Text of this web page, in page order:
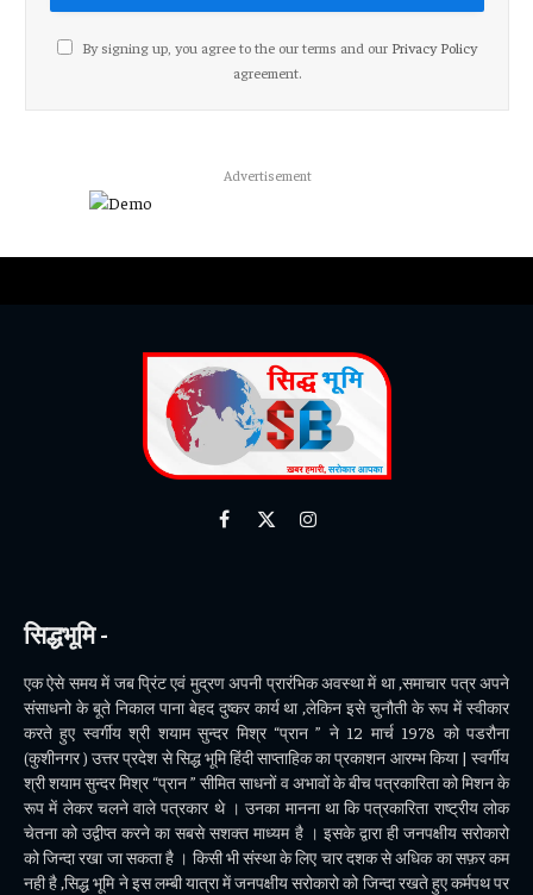
By signing up, you agree to the our terms and our Privacy Policy
agreement.
Advertisement
Facebook
X
Instagram
सिद्धभूमि -
एक ऐसे समय में जब प्रिंट एवं मुद्रण अपनी प्रारंभिक अवस्था में था ,समाचार पत्र अपने
संसाधनो के बूते निकाल पाना बेहद दुष्कर कार्य था ,लेकिन इसे चुनौती के रूप में स्वीकार
करते हुए स्वर्गीय श्री शयाम सुन्दर मिश्र “प्रान ” ने 12 मार्च 1978 को पडरौना
(कुशीनगर ) उत्तर प्रदेश से सिद्ध भूमि हिंदी साप्ताहिक का प्रकाशन आरम्भ किया | स्वर्गीय
श्री शयाम सुन्दर मिश्र “प्रान ” सीमित साधनों व अभावों के बीच पत्रकारिता को मिशन के
रूप में लेकर चलने वाले पत्रकार थे । उनका मानना था कि पत्रकारिता राष्ट्रीय लोक
चेतना को उद्वीप्त करने का सबसे सशक्त माध्यम है । इसके द्वारा ही जनपक्षीय सरोकारो
को जिन्दा रखा जा सकता है । किसी भी संस्था के लिए चार दशक से अधिक का सफ़र कम
नही है ,सिद्ध भूमि ने इस लम्बी यात्रा में जनपक्षीय सरोकारो को जिन्दा रखते हुए कर्मपथ पर